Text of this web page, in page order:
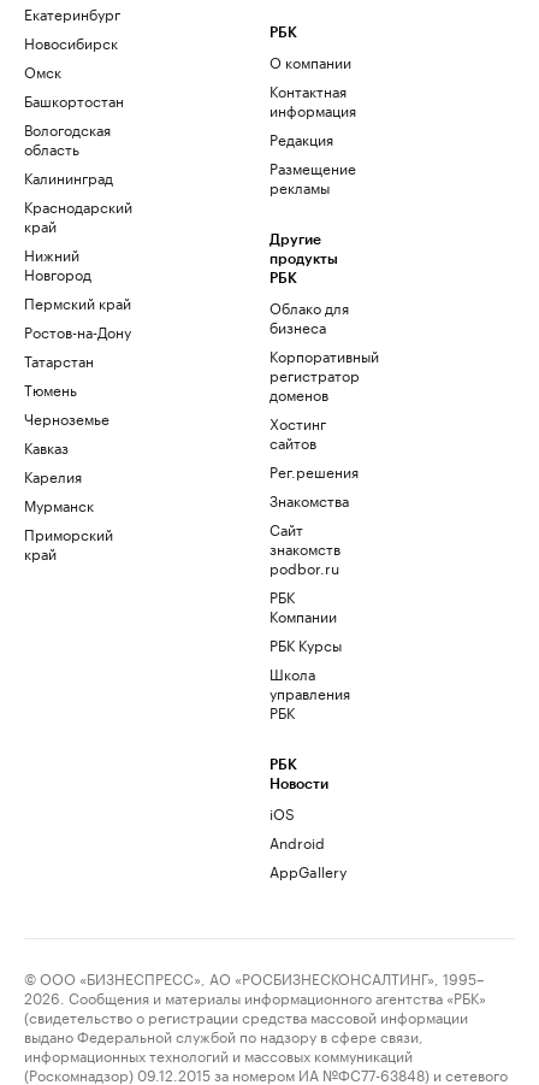
Екатеринбург
Новосибирск
Омск
Башкортостан
Вологодская
область
Калининград
Краснодарский
край
Нижний
Новгород
Пермский край
Ростов-на-Дону
Татарстан
Тюмень
Черноземье
Кавказ
Карелия
Мурманск
Приморский
край
РБК
О компании
Контактная
информация
Редакция
Размещение
рекламы
Другие
продукты
РБК
Облако для
бизнеса
Корпоративный
регистратор
доменов
Хостинг
сайтов
Рег.решения
Знакомства
Сайт
знакомств
podbor.ru
РБК
Компании
РБК Курсы
Школа
управления
РБК
РБК
Новости
iOS
Android
AppGallery
© ООО «БИЗНЕСПРЕСС», АО «РОСБИЗНЕСКОНСАЛТИНГ», 1995–
2026. Сообщения и материалы информационного агентства «РБК»
(свидетельство о регистрации средства массовой информации
выдано Федеральной службой по надзору в сфере связи,
информационных технологий и массовых коммуникаций
(Роскомнадзор) 09.12.2015 за номером ИА №ФС77-63848) и сетевого